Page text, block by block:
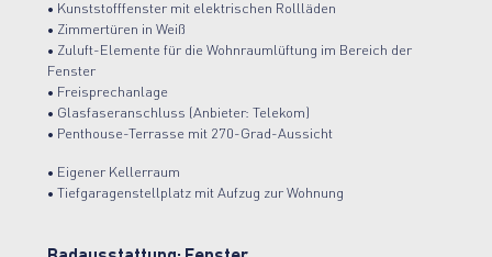
• Kunststofffenster mit elektrischen Rollläden
• Zimmertüren in Weiß
• Zuluft-Elemente für die Wohnraumlüftung im Bereich der
Fenster
• Freisprechanlage
• Glasfaseranschluss (Anbieter: Telekom)
• Penthouse-Terrasse mit 270-Grad-Aussicht
• Eigener Kellerraum
• Tiefgaragenstellplatz mit Aufzug zur Wohnung